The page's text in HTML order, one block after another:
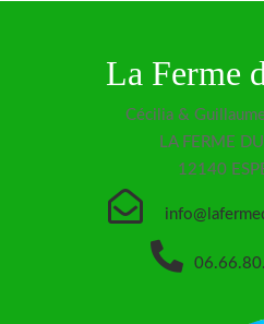
La Ferme
Cécilia &
LA FERME DU
12140

